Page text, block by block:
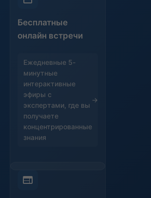
Бесплатные
онлайн встречи
Ежедневные 5-
минутные
интерактивные
эфиры с
экспертами, где вы
получаете
концентрированные
знания